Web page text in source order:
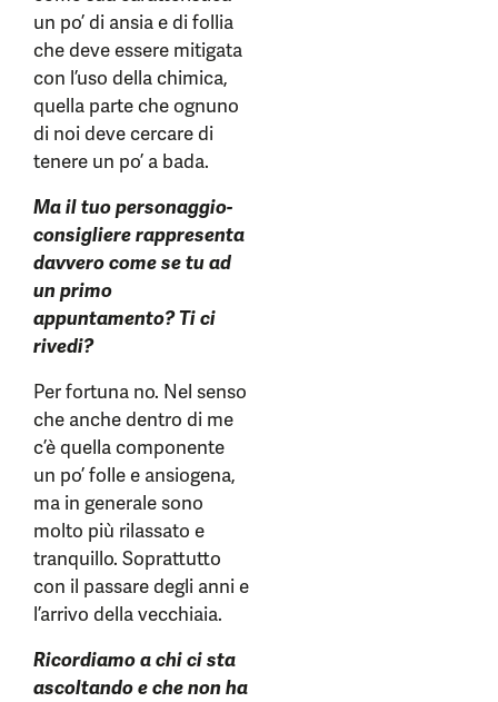
un po’ di ansia e di follia
che deve essere mitigata
con l’uso della chimica,
quella parte che ognuno
di noi deve cercare di
tenere un po’ a bada.
Ma il tuo personaggio-
consigliere rappresenta
davvero come se tu ad
un primo
appuntamento? Ti ci
rivedi?
Per fortuna no. Nel senso
che anche dentro di me
c’è quella componente
un po’ folle e ansiogena,
ma in generale sono
molto più rilassato e
tranquillo. Soprattutto
con il passare degli anni e
l’arrivo della vecchiaia.
Ricordiamo a chi ci sta
ascoltando e che non ha